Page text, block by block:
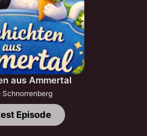
aus Ammertal
Schnorrenberg
Episode